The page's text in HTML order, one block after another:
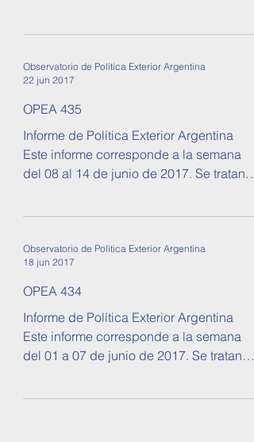
Observatorio de Política Exterior Argentina
22 jun 2017
OPEA 435
Informe de Política Exterior Argentina
Este informe corresponde a la semana
del 08 al 14 de junio de 2017. Se tratan
Observatorio de Política Exterior Argentina
18 jun 2017
OPEA 434
Informe de Política Exterior Argentina
Este informe corresponde a la semana
del 01 a 07 de junio de 2017. Se tratan